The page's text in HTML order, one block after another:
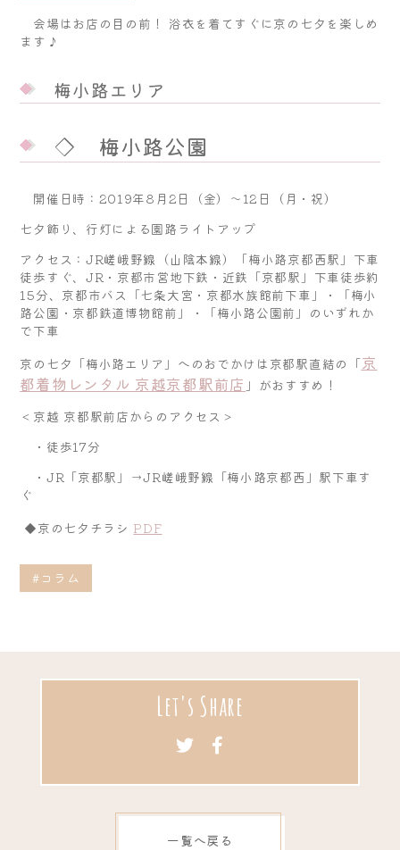
会場はお店の目の前！ 浴衣を着てすぐに京の七夕を楽しめ
ます♪
梅小路エリア
◇ 梅小路公園
開催日時：2019年8月2日（金）～12日（月・祝）
七夕飾り、行灯による園路ライトアップ
アクセス：JR嵯峨野線（山陰本線）「梅小路京都西駅」下車
徒歩すぐ、JR・京都市営地下鉄・近鉄「京都駅」下車徒歩約
15分、京都市バス「七条大宮・京都水族館前下車」・「梅小
路公園・京都鉄道博物館前」・「梅小路公園前」のいずれか
で下車
京の七夕「梅小路エリア」へのおでかけは京都駅直結の「京
都着物レンタル 京越京都駅前店 」がおすすめ！
＜京越 京都駅前店からのアクセス＞
・徒歩17分
・JR「京都駅」→JR嵯峨野線「梅小路京都西」駅下車す
ぐ
◆京の七夕チラシ PDF
#コラム
Let's Share
一覧へ戻る